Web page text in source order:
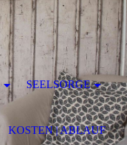
SEELSORGE
KOSTEN | ABLAUF